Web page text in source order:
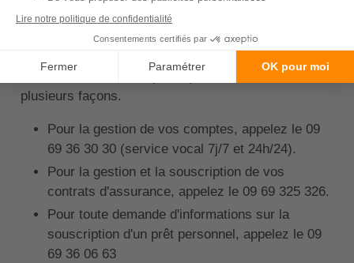
Joindre LCL :
plusieurs façons.
Pour la gestion de vos comptes, appelez le 09
69 36 30 30 (service vocal 7j/7 et 24h/24).
Pour la gestion et la souscription de vos
contrats d'assurance, appelez le 09 69 325 326.
Pour toute demande d'informations sur la
souscription d'un prêt personnel, appelez le 09
69 36 06 63